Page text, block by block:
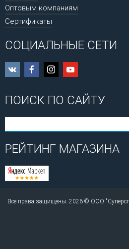
Оптовым компаниям
Сертификаты
СОЦИАЛЬНЫЕ СЕТИ
ПОИСК ПО САЙТУ
РЕЙТИНГ МАГАЗИНА
Все права защищены. 2026 © ООО